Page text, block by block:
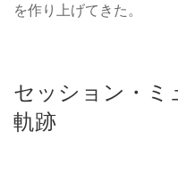
を作り上げてきた。
セッション・ミ
軌跡